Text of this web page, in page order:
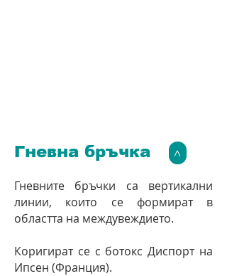
Гневна бръчка >
Гневните бръчки са вертикални
линии, които се формират в
областта на междувеждието.
Коригират се с ботокс Диспорт на
Ипсен (Франция).